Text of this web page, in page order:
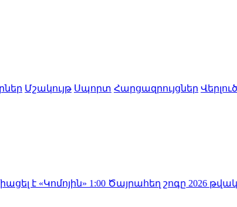
Մշակույթ Սպորտ Հարցազրույցներ
1:00Ծայրահեղ շոգը 2026 թվականին